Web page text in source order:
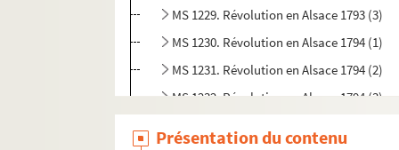
MS 1229. Révolution en Alsace 1793 (3)
MS 1230. Révolution en Alsace 1794 (1)
MS 1231. Révolution en Alsace 1794 (2)
MS 1232. Révolution en Alsace 1794 (3)
Présentation du contenu